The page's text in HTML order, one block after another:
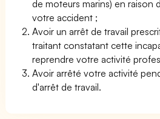
de moteurs marins) en raison
votre accident ;
Avoir un arrêt de travail
traitant constatant cette
reprendre votre activité
Avoir arrêté votre activité
d'arrêt de travail.